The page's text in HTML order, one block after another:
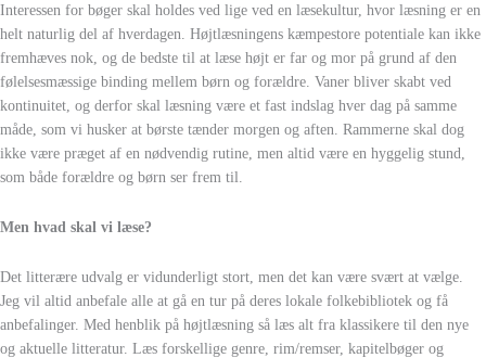
Interessen for bøger skal holdes ved lige ved en læsekultur, hvor læsning er en
helt naturlig del af hverdagen. Højtlæsningens kæmpestore potentiale kan ikke
fremhæves nok, og de bedste til at læse højt er far og mor på grund af den
følelsesmæssige binding mellem børn og forældre. Vaner bliver skabt ved
kontinuitet, og derfor skal læsning være et fast indslag hver dag på samme
måde, som vi husker at børste tænder morgen og aften. Rammerne skal dog
ikke være præget af en nødvendig rutine, men altid være en hyggelig stund,
som både forældre og børn ser frem til.
Men hvad skal vi læse?
Det litterære udvalg er vidunderligt stort, men det kan være svært at vælge.
Jeg vil altid anbefale alle at gå en tur på deres lokale folkebibliotek og få
anbefalinger. Med henblik på højtlæsning så læs alt fra klassikere til den nye
og aktuelle litteratur. Læs forskellige genre, rim/remser, kapitelbøger og